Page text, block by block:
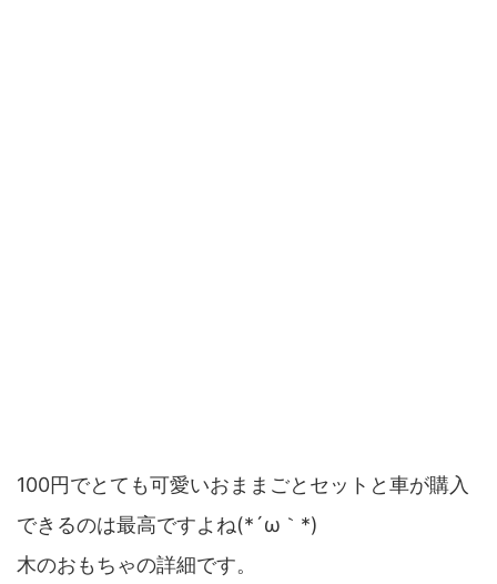
100円でとても可愛いおままごとセットと車が購入
できるのは最高ですよね(*´ω｀*)
木のおもちゃの詳細です。